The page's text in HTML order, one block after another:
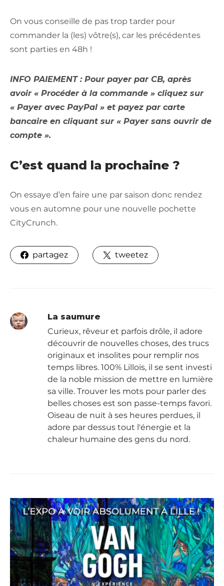
On vous conseille de pas trop tarder pour
commander la (les) vôtre(s), car les précédentes
sont parties en 48h !
INFO PAIEMENT : Pour payer par CB, après
avoir « Procéder à la commande » cliquez sur
« Payer avec PayPal » et payez par carte
bancaire en cliquant sur « Payer sans ouvrir de
compte ».
C’est quand la prochaine ?
On essaye d’en faire une par saison donc rendez
vous en automne pour une nouvelle pochette
CityCrunch.
partagez tweetez
La saumure
Curieux, rêveur et parfois drôle, il adore
découvrir de nouvelles choses, des trucs
originaux et insolites pour remplir nos
temps libres. 100% Lillois, il se sent investi
de la noble mission de mettre en lumière
sa ville. Trouver les mots pour parler des
belles choses est son passe-temps favori.
Oiseau de nuit à ses heures perdues, il
adore par dessus tout l'énergie et la
chaleur humaine des gens du nord.